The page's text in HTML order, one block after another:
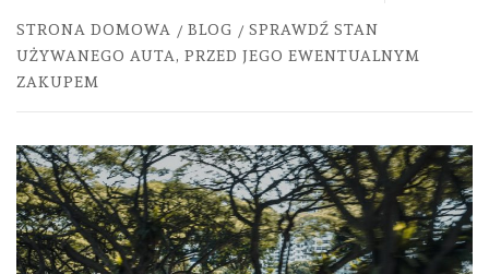
STRONA DOMOWA BLOG
SPRAWDŹ STAN
UŻYWANEGO AUTA, PRZED JEGO EWENTUALNYM
ZAKUPEM